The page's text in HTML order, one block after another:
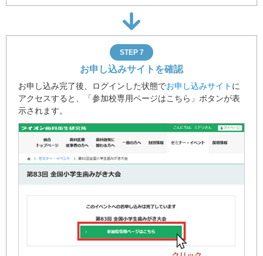
STEP 7
お申し込みサイトを確認
お申し込み完了後、ログインした状態でお申し込みサイト に
アクセスすると、
「参加校専用ページはこちら」ボタンが表
示されます。